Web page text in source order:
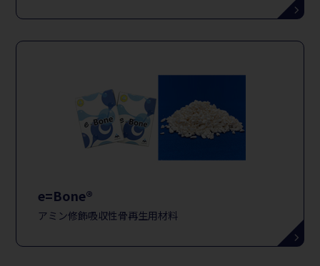
e=Bone®
アミン修飾吸収性骨再生用材料